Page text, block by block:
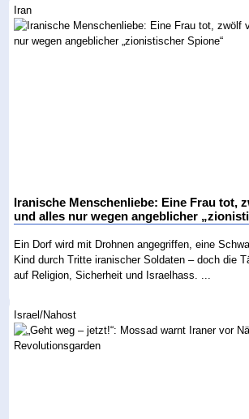
Iran
Iranische Menschenliebe: Eine Frau tot,
und alles nur wegen angeblicher
Ein Dorf wird mit Drohnen angegriffen, eine
Kind durch Tritte iranischer Soldaten – doch die
auf Religion, Sicherheit und Israelhass. ...
Israel/Nahost